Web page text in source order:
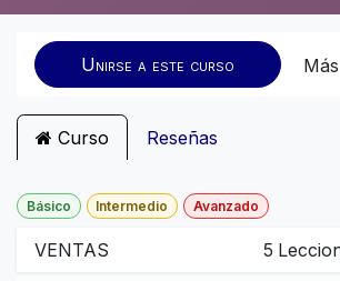
Unirse a este curso
Curso Reseñas
Básico Intermedio Avanzado
VENTAS 5